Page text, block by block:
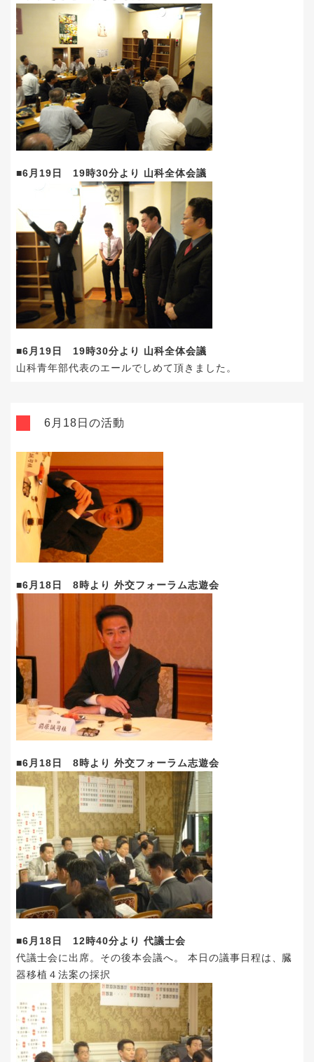
■6月19日 19時30分より 山科全体会議
■6月19日 19時30分より 山科全体会議
山科青年部代表のエールでしめて頂きました。
6月18日の活動
■6月18日 8時より 外交フォーラム志遊会
■6月18日 8時より 外交フォーラム志遊会
■6月18日 12時40分より 代議士会
代議士会に出席。その後本会議へ。 本日の議事日程は、臓
器移植４法案の採択